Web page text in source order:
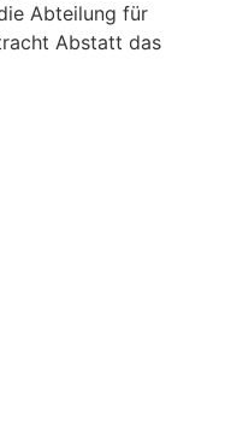
Abteilung für
Abstatt das